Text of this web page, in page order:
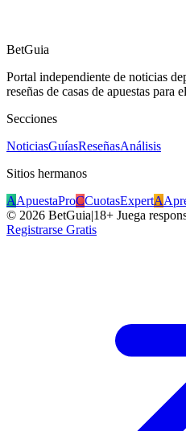
BetGuia
Portal independiente de noticias
reseñas de casas de apuestas para
Secciones
NoticiasGuíasReseñasAnálisis
Sitios hermanos
AApuestaProCCuotasExpertA
© 2026 BetGuia|18+ Juega
Registrarse Gratis